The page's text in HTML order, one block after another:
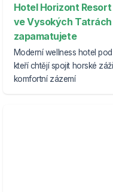
Hotel Horizont
ve Vysokých
zapamatujete
Moderní wellness hotel
kteří chtějí spojit horské
komfortní zázemí